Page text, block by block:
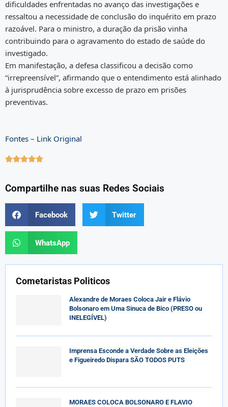
dificuldades enfrentadas no avanço das investigações e
ressaltou a necessidade de conclusão do inquérito em prazo
razoável. Para o ministro, a duração da prisão vinha
contribuindo para o agravamento do estado de saúde do
investigado.
Em manifestação, a defesa classificou a decisão como
“irrepreensível”, afirmando que o entendimento está alinhado
à jurisprudência sobre excesso de prazo em prisões
preventivas.
Fontes – Link Original

Compartilhe nas suas Redes Sociais
Facebook Twitter
WhatsApp
Cometaristas Politicos
Alexandre de Moraes Coloca Jair e Flávio
Bolsonaro em Uma Sinuca de Bico (PRESO ou
INELEGÍVEL)
Imprensa Esconde a Verdade Sobre as Eleições
e Figueiredo Dispara SÃO TODOS PUTS
MORAES COLOCA BOLSONARO E FLAVIO